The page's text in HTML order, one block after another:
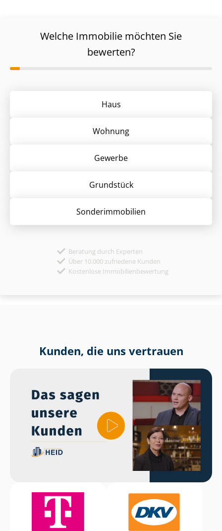
Welche Immobilie möchten Sie
bewerten?
Haus
Wohnung
Gewerbe
Grund­stück
Sonder­immobilien
Beratung durch Experten
Über 10.000 zufriedene Kunden
Kostenlose Immobilienbewertung
Kunden, die uns vertrauen